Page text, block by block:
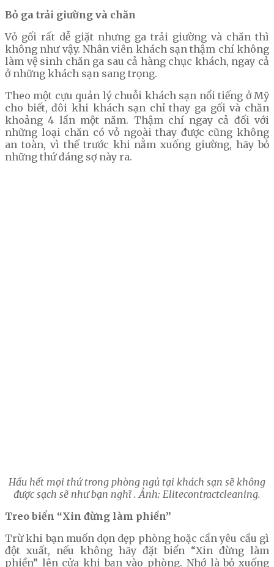
Bỏ ga trải giường và chăn
Vỏ gối rất dễ giặt nhưng ga trải giường và chăn thì
không như vậy. Nhân viên khách sạn thậm chí không
làm vệ sinh chăn ga sau cả hàng chục khách, ngay cả
ở những khách sạn sang trọng.
Theo một cựu quản lý chuỗi khách sạn nổi tiếng ở Mỹ
cho biết, đôi khi khách sạn chỉ thay ga gối và chăn
khoảng 4 lần một năm. Thậm chí ngay cả đối với
những loại chăn có vỏ ngoài thay được cũng không
an toàn, vì thế trước khi nằm xuống giường, hãy bỏ
những thứ đáng sợ này ra.
Hầu hết mọi thứ trong phòng ngủ tại khách sạn sẽ không
được sạch sẽ như bạn nghĩ . Ảnh: Elitecontractcleaning.
Treo biển “Xin đừng làm phiền”
Trừ khi bạn muốn dọn dẹp phòng hoặc cần yêu cầu gì
đột xuất, nếu không hãy đặt biển “Xin đừng làm
phiền” lên cửa khi bạn vào phòng. Nhớ là bỏ xuống